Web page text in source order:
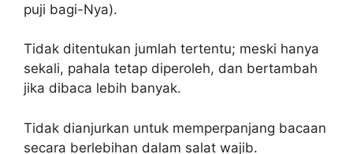
puji bagi-Nya).
Tidak ditentukan jumlah tertentu; meski hanya
sekali, pahala tetap diperoleh, dan bertambah
jika dibaca lebih banyak.
Tidak dianjurkan untuk memperpanjang bacaan
secara berlebihan dalam salat wajib.